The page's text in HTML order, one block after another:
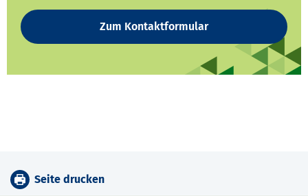
Zum Kontaktformular
Seite drucken